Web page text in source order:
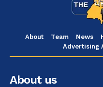
About Team News
Advertising
About us